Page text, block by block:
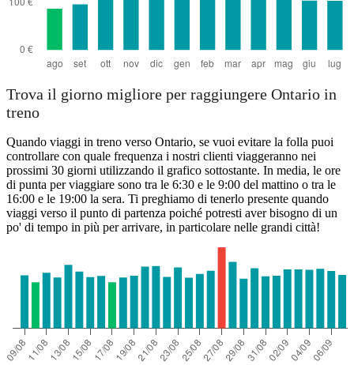
Trova il giorno migliore per raggiungere Ontario in
treno
Quando viaggi in treno verso Ontario, se vuoi evitare la folla puoi
controllare con quale frequenza i nostri clienti viaggeranno nei
prossimi 30 giorni utilizzando il grafico sottostante. In media, le ore
di punta per viaggiare sono tra le 6:30 e le 9:00 del mattino o tra le
16:00 e le 19:00 la sera. Ti preghiamo di tenerlo presente quando
viaggi verso il punto di partenza poiché potresti aver bisogno di un
po' di tempo in più per arrivare, in particolare nelle grandi città!